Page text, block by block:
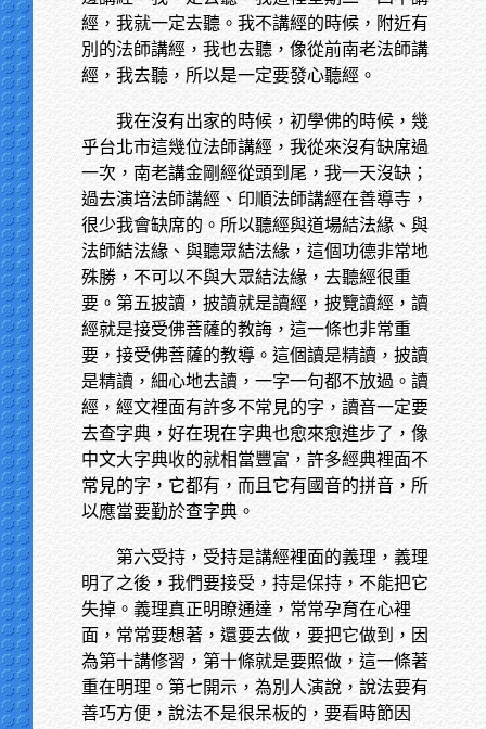
經，我就一定去聽。我不講經的時候，附近有
別的法師講經，我也去聽，像從前南老法師講
經，我去聽，所以是一定要發心聽經。
我在沒有出家的時候，初學佛的時候，幾
乎台北市這幾位法師講經，我從來沒有缺席過
一次，南老講金剛經從頭到尾，我一天沒缺；
過去演培法師講經、印順法師講經在善導寺，
很少我會缺席的。所以聽經與道場結法緣、與
法師結法緣、與聽眾結法緣，這個功德非常地
殊勝，不可以不與大眾結法緣，去聽經很重
要。第五披讀，披讀就是讀經，披覽讀經，讀
經就是接受佛菩薩的教誨，這一條也非常重
要，接受佛菩薩的教導。這個讀是精讀，披讀
是精讀，細心地去讀，一字一句都不放過。讀
經，經文裡面有許多不常見的字，讀音一定要
去查字典，好在現在字典也愈來愈進步了，像
中文大字典收的就相當豐富，許多經典裡面不
常見的字，它都有，而且它有國音的拼音，所
以應當要勤於查字典。
第六受持，受持是講經裡面的義理，義理
明了之後，我們要接受，持是保持，不能把它
失掉。義理真正明瞭通達，常常孕育在心裡
面，常常要想著，還要去做，要把它做到，因
為第十講修習，第十條就是要照做，這一條著
重在明理。第七開示，為別人演說，說法要有
善巧方便，說法不是很呆板的，要看時節因